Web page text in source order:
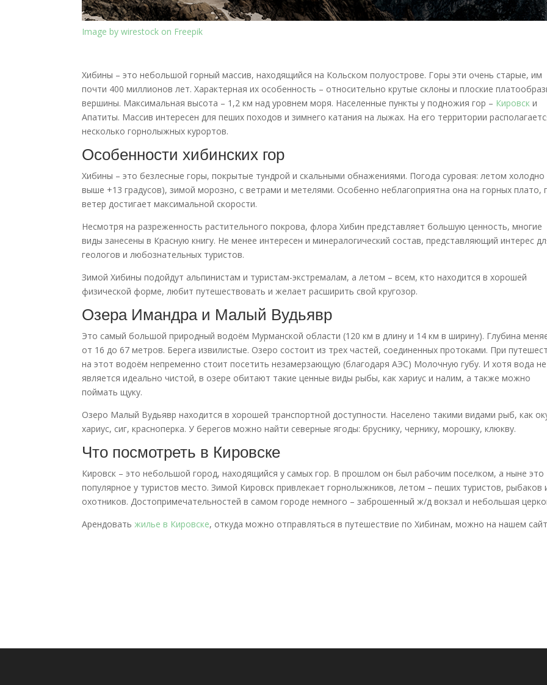
Image by wirestock on Freepik
Хибины – это небольшой горный массив, находящийся на Кольском полуострове. Горы эти очень старые, им
почти 400 миллионов лет. Характерная их особенность – относительно крутые склоны и плоские
вершины. Максимальная высота – 1,2 км над уровнем моря. Населенные пункты у подножия гор – Кировск и
Апатиты. Массив интересен для пеших походов и зимнего катания на лыжах. На его территории
несколько горнолыжных курортов.
Особенности хибинских гор
Хибины – это безлесные горы, покрытые тундрой и скальными обнажениями. Погода суровая: летом холодно
выше +13 градусов), зимой морозно, с ветрами и метелями. Особенно неблагоприятна она на горных плато,
ветер достигает максимальной скорости.
Несмотря на разреженность растительного покрова, флора Хибин представляет большую ценность, многие
виды занесены в Красную книгу. Не менее интересен и минералогический состав, представляющий интерес
геологов и любознательных туристов.
Зимой Хибины подойдут альпинистам и туристам-экстремалам, а летом – всем, кто находится в хорошей
физической форме, любит путешествовать и желает расширить свой кругозор.
Озера Имандра и Малый Вудьявр
Это самый большой природный водоём Мурманской области (120 км в длину и 14 км в ширину). Глубина
от 16 до 67 метров. Берега извилистые. Озеро состоит из трех частей, соединенных протоками. При
на этот водоём непременно стоит посетить незамерзающую (благодаря АЭС) Молочную губу. И хотя вода не
является идеально чистой, в озере обитают такие ценные виды рыбы, как хариус и налим, а также можно
поймать щуку.
Озеро Малый Вудьявр находится в хорошей транспортной доступности. Населено такими видами рыб, как
хариус, сиг, красноперка. У берегов можно найти северные ягоды: бруснику, чернику, морошку, клюкву.
Что посмотреть в Кировске
Кировск – это небольшой город, находящийся у самых гор. В прошлом он был рабочим поселком, а ныне это
популярное у туристов место. Зимой Кировск привлекает горнолыжников, летом – пеших туристов, рыбаков
охотников. Достопримечательностей в самом городе немного – заброшенный ж/д вокзал и небольшая
Арендоватьжилье в Кировске, откуда можно отправляться в путешествие по Хибинам, можно на нашем